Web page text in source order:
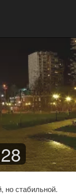
28
но стабильной.